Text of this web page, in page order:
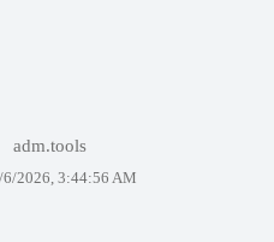
adm.tools
6/2026, 3:44:56 AM